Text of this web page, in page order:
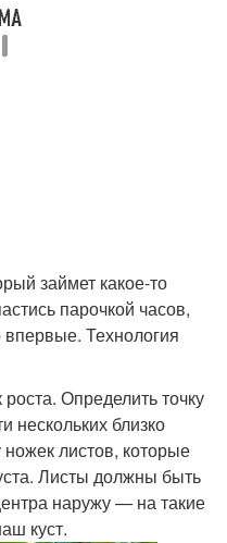
займет какое-то
парочкой часов,
Технология
Определить точку
нескольких близко
листов, которые
Листы должны быть
наружу — на такие
куст.